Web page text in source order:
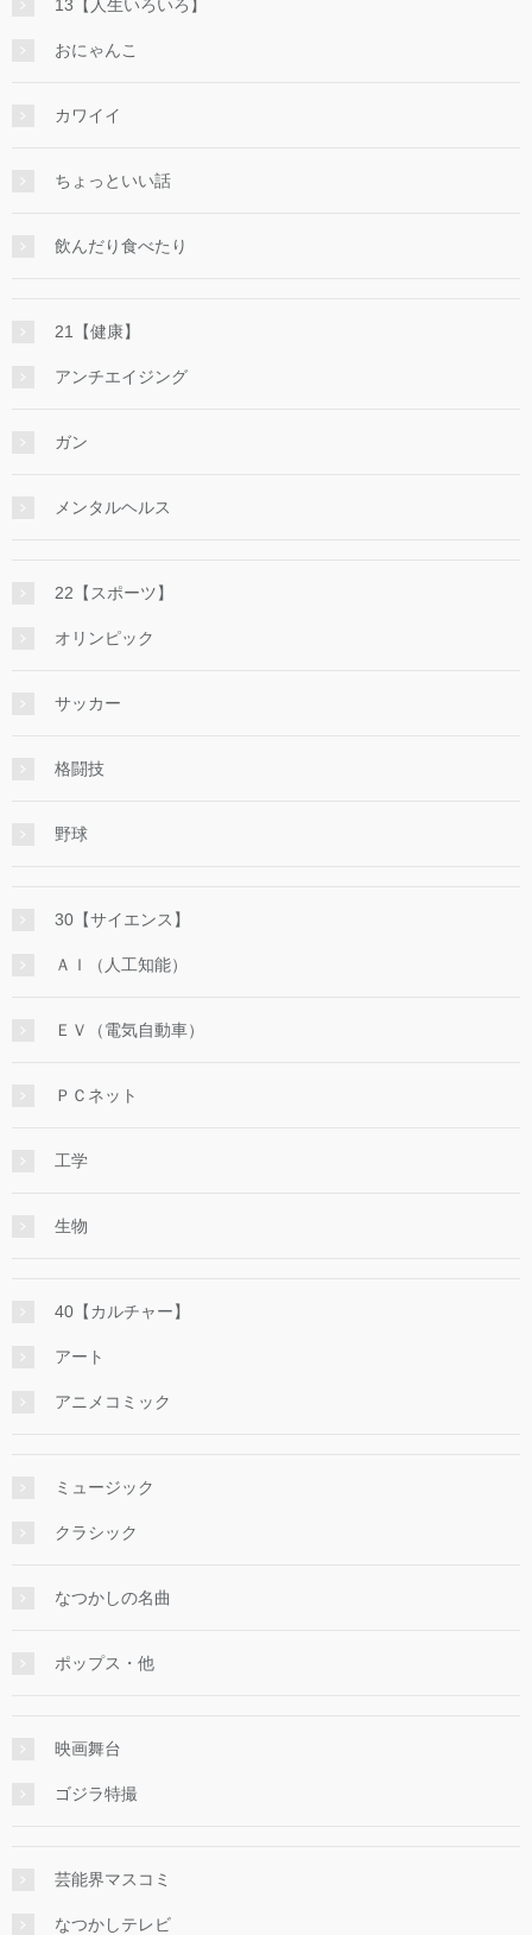
13【人生いろいろ】
おにゃんこ
カワイイ
ちょっといい話
飲んだり食べたり
21【健康】
アンチエイジング
ガン
メンタルヘルス
22【スポーツ】
オリンピック
サッカー
格闘技
野球
30【サイエンス】
ＡＩ（人工知能）
ＥＶ（電気自動車）
ＰＣネット
工学
生物
40【カルチャー】
アート
アニメコミック
ミュージック
クラシック
なつかしの名曲
ポップス・他
映画舞台
ゴジラ特撮
芸能界マスコミ
なつかしテレビ